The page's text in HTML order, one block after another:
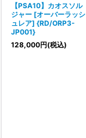
【PSA10】カオスソル
ジャー [オーバーラッシ
ュレア] {RD/ORP3-
JP001}
128,000円(税込)